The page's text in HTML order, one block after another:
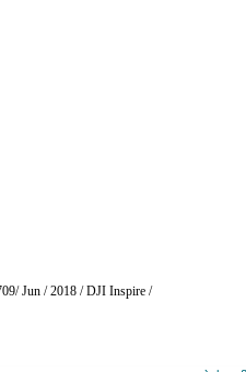
Jun / 2018 / DJI Inspire /